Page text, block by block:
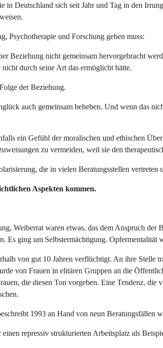
Deutschland sich seit Jahr und Tag in den
Psychotherapie und Forschung gehen muss:
Beziehung nicht gemeinsam hervorgebracht
durch seine Art das ermöglicht hätte.
der Beziehung.
auch gemeinsam beheben. Und wenn das
ein Gefühl der moralischen und ethischen
zu vermeiden, weil sie den
die in vielen Beratungsstellen
Aspekten kommen.
Weiberrat waren etwas, das dem Anspruch
Es ging um Selbstermächtigung. Opfermentalität
von gut 10 Jahren verflüchtigt. An ihre
von Frauen in elitären Gruppen an die
die diesen Ton vorgeben. Eine Tendenz,
1993 an Hand von neun Beratungsfällen
repressiv strukturierten Arbeitsplatz als